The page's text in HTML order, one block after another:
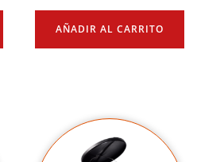
AÑADIR AL CARRITO